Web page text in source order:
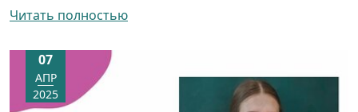
Читать полностью
07
АПР
2025